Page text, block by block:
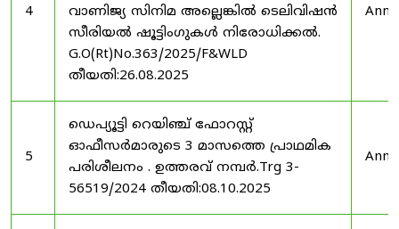
4
വാണിജ്യ സിനിമ അല്ലെങ്കിൽ ടെലിവിഷൻ
സീരിയൽ ഷൂട്ടിംഗുകൾ നിരോധിക്കൽ.
G.O(Rt)No.363/2025/F&WLD
തീയതി:26.08.2025
5
ഡെപ്യൂട്ടി റെയിഞ്ച് ഫോറസ്റ്റ്
ഓഫീസർമാരുടെ 3 മാസത്തെ പ്രാഥമിക
പരിശീലനം . ഉത്തരവ് നമ്പർ.Trg 3-
56519/2024 തീയതി:08.10.2025